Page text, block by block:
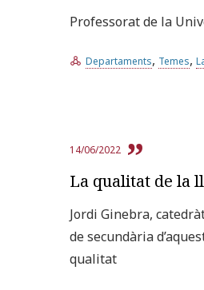
Professorat de la
Departaments, Temes,
14/06/2022
La qualitat de la
Jordi Ginebra,
de secundària
qualitat